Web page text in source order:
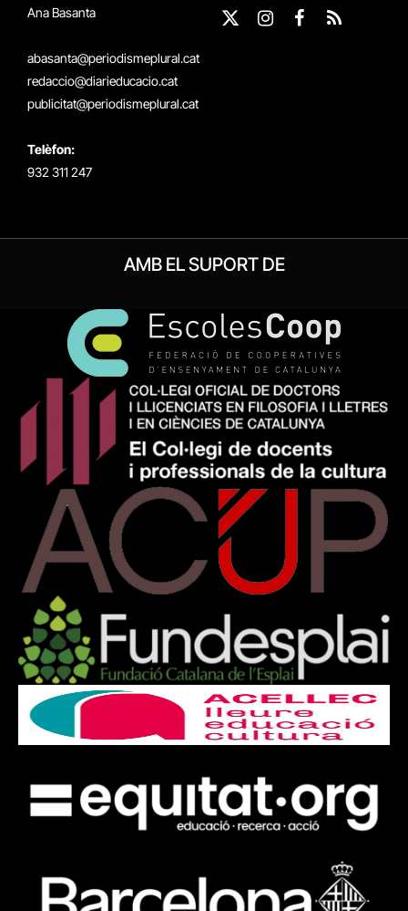
Ana Basanta
abasanta@periodismeplural.cat
redaccio@diarieducacio.cat
publicitat@periodismeplural.cat
Telèfon:
932 311 247
X
InstagramFacebook
RSS
AMB EL SUPORT DE